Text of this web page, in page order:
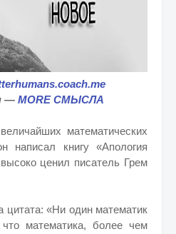
— MORE СМЫСЛА
математических
книгу «Апология
ценил писатель Грем
цитата: «Ни один математик
математика, более чем